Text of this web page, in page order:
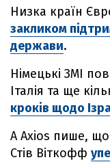
Низка країн
закликом
держави.
Німецькі ЗМІ
Італія та ще
кроків щодо
А Axios пише,
Стів Віткофф